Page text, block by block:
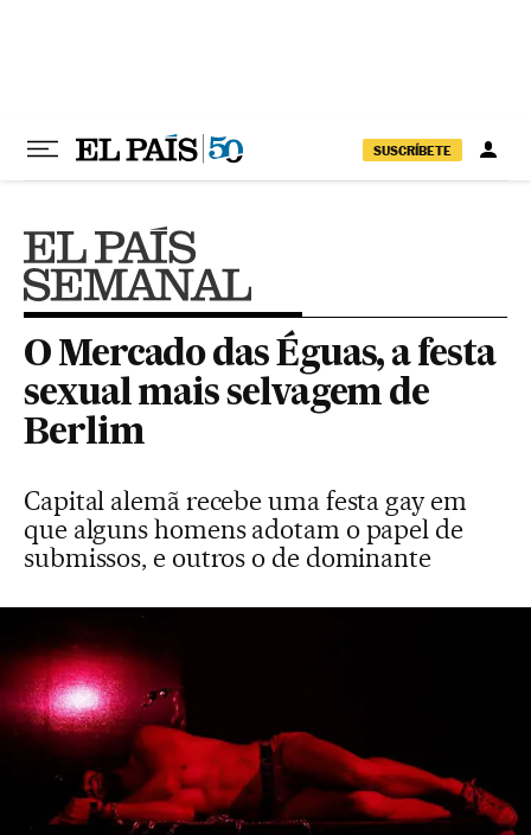
SUSCRÍBETE
O Mercado das Éguas, a festa
sexual mais selvagem de
Berlim
Capital alemã recebe uma festa gay em
que alguns homens adotam o papel de
submissos, e outros o de dominante